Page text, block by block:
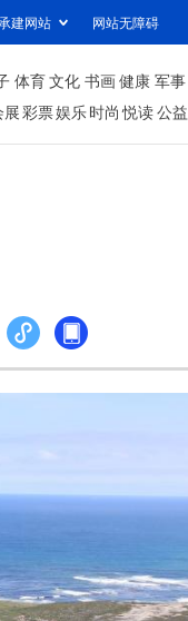
建网站 网站无障碍
体育文化 书画健康 军事
展彩票娱乐时尚 悦读公益